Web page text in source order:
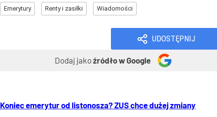
Emerytury Renty i zasiłki Wiadomości
UDOSTĘPNIJ
Dodaj jakoźródło w Google
Koniec emerytur od listonosza? ZUS chce dużej zmiany